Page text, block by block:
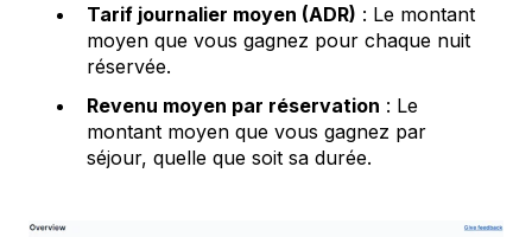
Tarif journalier moyen (ADR) : Le montant
moyen que vous gagnez pour chaque nuit
réservée.
Revenu moyen par réservation : Le
montant moyen que vous gagnez par
séjour, quelle que soit sa durée.